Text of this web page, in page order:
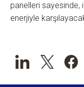
panelleri sayesinde,
enerjiyle